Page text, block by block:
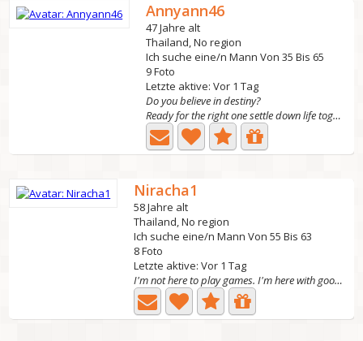
Annyann46
47 Jahre alt
Thailand, No region
Ich suche eine/n Mann Von 35 Bis 65
9 Foto
Letzte aktive: Vor 1 Tag
Do you believe in destiny?
Ready for the right one settle down life together . I...
Niracha1
58 Jahre alt
Thailand, No region
Ich suche eine/n Mann Von 55 Bis 63
8 Foto
Letzte aktive: Vor 1 Tag
I'm not here to play games. I'm here with good intentions...